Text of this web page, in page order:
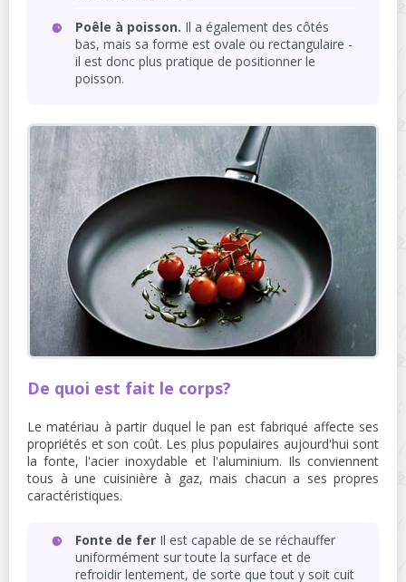
Poêle à poisson. Il a également des côtés
bas, mais sa forme est ovale ou rectangulaire -
il est donc plus pratique de positionner le
poisson.
De quoi est fait le corps?
Le matériau à partir duquel le pan est fabriqué affecte ses
propriétés et son coût. Les plus populaires aujourd'hui sont
la fonte, l'acier inoxydable et l'aluminium. Ils conviennent
tous à une cuisinière à gaz, mais chacun a ses propres
caractéristiques.
Fonte de fer Il est capable de se réchauffer
uniformément sur toute la surface et de
refroidir lentement, de sorte que tout y soit cuit